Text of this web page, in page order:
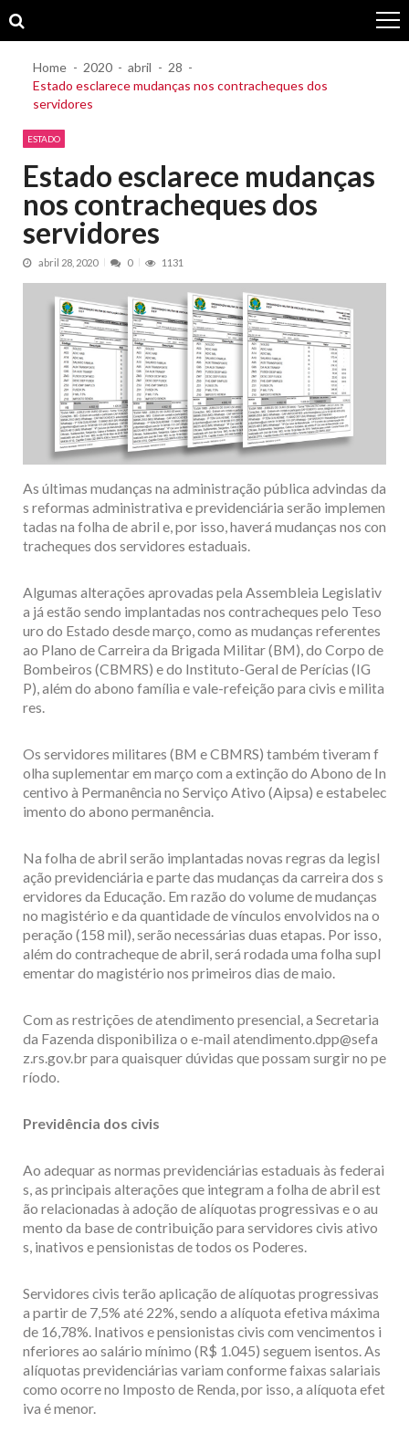
to
to
Home 2020 abril
28
Estado esclarece mudanças nos contracheques dos
servidores
ESTADO
Estado esclarece mudanças
nos contracheques dos
servidores
abril 28, 2020 0 1131
As últimas mudanças na administração pública advindas da
s reformas administrativa e previdenciária serão implemen
tadas na folha de abril e, por isso, haverá mudanças nos con
tracheques dos servidores estaduais.
Algumas alterações aprovadas pela Assembleia Legislativ
a já estão sendo implantadas nos contracheques pelo Teso
uro do Estado desde março, como as mudanças referentes
ao Plano de Carreira da Brigada Militar (BM), do Corpo de
Bombeiros (CBMRS) e do Instituto-Geral de Perícias (IG
P), além do abono família e vale-refeição para civis e milita
res.
Os servidores militares (BM e CBMRS) também tiveram f
olha suplementar em março com a extinção do Abono de In
centivo à Permanência no Serviço Ativo (Aipsa) e estabelec
imento do abono permanência.
Na folha de abril serão implantadas novas regras da legisl
ação previdenciária e parte das mudanças da carreira dos s
ervidores da Educação. Em razão do volume de mudanças
no magistério e da quantidade de vínculos envolvidos na o
peração (158 mil), serão necessárias duas etapas. Por isso,
além do contracheque de abril, será rodada uma folha supl
ementar do magistério nos primeiros dias de maio.
Com as restrições de atendimento presencial, a Secretaria
da Fazenda disponibiliza o e-mail atendimento.dpp@sefa
z.rs.gov.br para quaisquer dúvidas que possam surgir no pe
ríodo.
Previdência dos civis
Ao adequar as normas previdenciárias estaduais às federai
s, as principais alterações que integram a folha de abril est
ão relacionadas à adoção de alíquotas progressivas e o au
mento da base de contribuição para servidores civis ativo
s, inativos e pensionistas de todos os Poderes.
Servidores civis terão aplicação de alíquotas progressivas
a partir de 7,5% até 22%, sendo a alíquota efetiva máxima
de 16,78%. Inativos e pensionistas civis com vencimentos i
nferiores ao salário mínimo (R$ 1.045) seguem isentos. As
alíquotas previdenciárias variam conforme faixas salariais
como ocorre no Imposto de Renda, por isso, a alíquota efet
iva é menor.